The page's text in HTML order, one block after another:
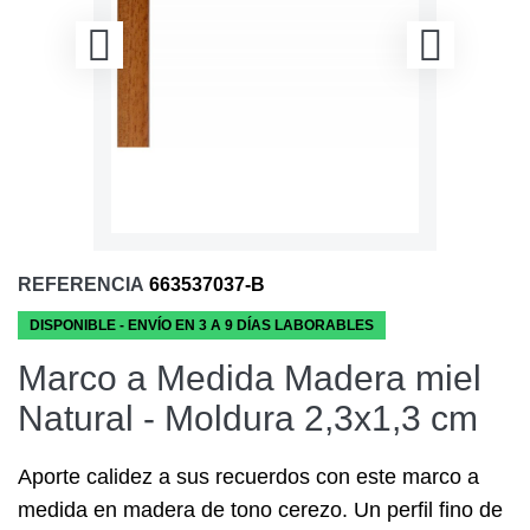
REFERENCIA 663537037-B
DISPONIBLE - ENVÍO EN 3 A 9 DÍAS LABORABLES
Marco a Medida Madera miel
Natural - Moldura 2,3x1,3 cm
Aporte calidez a sus recuerdos con este marco a
medida en madera de tono cerezo. Un perfil fino de